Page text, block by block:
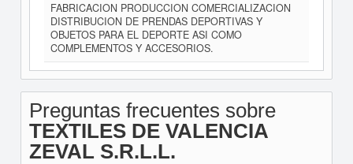
FABRICACION PRODUCCION COMERCIALIZACION
DISTRIBUCION DE PRENDAS DEPORTIVAS Y
OBJETOS PARA EL DEPORTE ASI COMO
COMPLEMENTOS Y ACCESORIOS.
Preguntas frecuentes sobre
TEXTILES DE VALENCIA
ZEVAL S.R.L.L.